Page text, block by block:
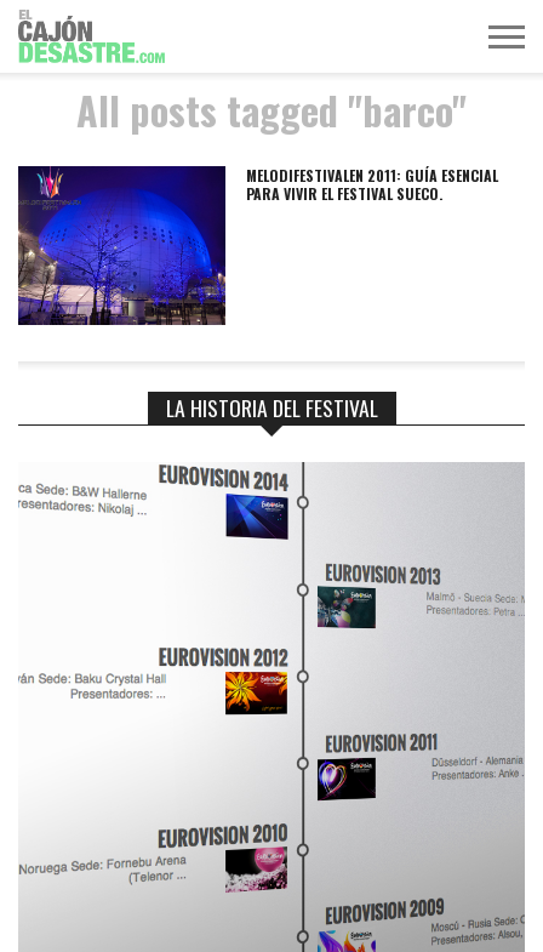
MÚSICA
TELEVISIÓN
POLÍTICA
ACTUALIDAD
EUROVISIÓN
All posts tagged "barco"
MELODIFESTIVALEN 2011: GUÍA ESENCIAL
PARA VIVIR EL FESTIVAL SUECO.
LA HISTORIA DEL FESTIVAL